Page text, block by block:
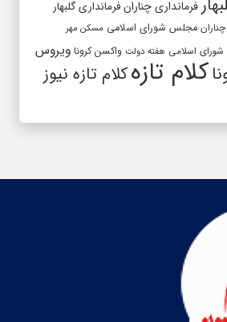
فرمانداری چنارانفرمانداری گلبهار
مجلس شورای اسلامی مسکن مهر
اسلامی هفته دولت واکسن کرونا ویروس
کلام تازهکلام تازه نیوز